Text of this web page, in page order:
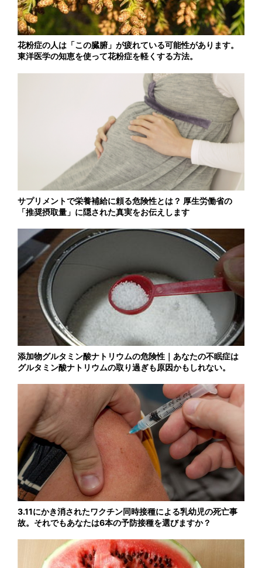
花粉症の人は「この臓腑」が疲れている可能性があります。
東洋医学の知恵を使って花粉症を軽くする方法。
サプリメントで栄養補給に頼る危険性とは？ 厚生労働省の
「推奨摂取量」に隠された真実をお伝えします
添加物グルタミン酸ナトリウムの危険性｜あなたの不眠症は
グルタミン酸ナトリウムの取り過ぎも原因かもしれない。
3.11にかき消されたワクチン同時接種による乳幼児の死亡事
故。それでもあなたは6本の予防接種を選びますか？